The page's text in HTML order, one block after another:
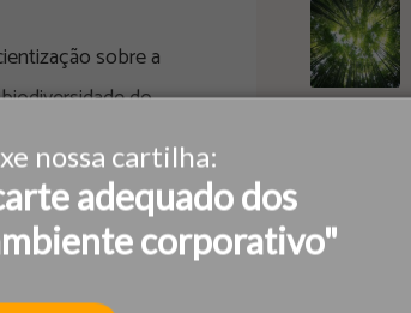
nossa cartilha:
adequado dos
corporativo"
sobre a
do